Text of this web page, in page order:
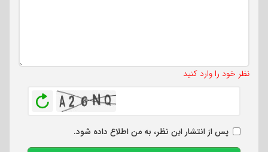
نظر خود را وارد کنید
پس از انتشار این نظر، به من اطلاع داده شود.